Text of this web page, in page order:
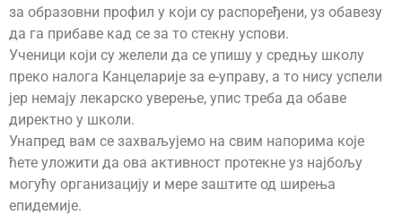
за образовни профил у који су распоређени, уз обавезу
да га прибаве кад се за то стекну успови.
Ученици који су желели да се упишу у средњу школу
преко налога Канцеларије за е-управу, а то нису успели
јер немају лекарско уверење, упис треба да обаве
директно у школи.
Унапред вам се захваљујемо на свим напорима које
ћете уложити да ова активност протекне уз најбољу
могућу организацију и мере заштите од ширења
епидемије.